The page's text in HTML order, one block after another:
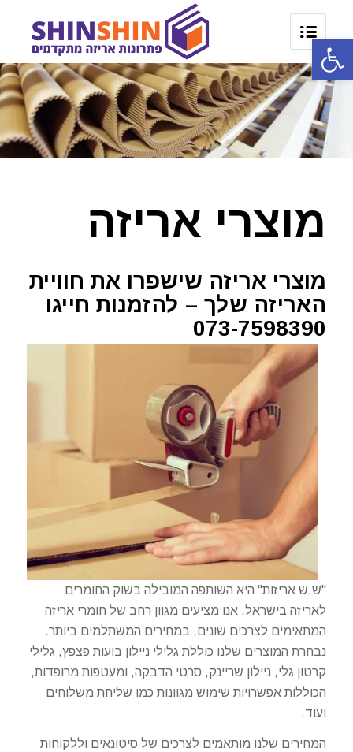
פתח סרגל נגישות
מוצרי אריזה
מוצרי אריזה שישפרו את חוויית
האריזה שלך – להזמנות חייגו
073-7598390
"ש.ש אריזות" היא השותפה המובילה בשוק החומרים
לאריזה בישראל. אנו מציעים מגוון רחב של חומרי אריזה
המתאימים לצרכים שונים, במחירים המשתלמים ביותר.
נבחרת המוצרים שלנו כוללת גלילי ניילון בועות פצפץ, גלילי
קרטון גלי, ניילון שריינק, סרטי הדבקה, ומעטפות מרופדות,
הכוללות אפשרויות שימוש מגוונות כמו שליחת משלוחים
ועוד.
המחירים שלנו מותאמים לצרכים של סיטונאים וללקוחות